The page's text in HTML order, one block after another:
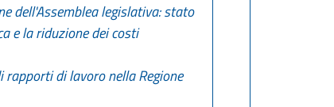
dell'Assemblea legislativa: stato
e la riduzione dei costi
di lavoro nella Regione